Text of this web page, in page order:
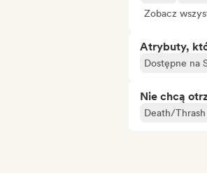
Zobacz
Atrybuty,
Dostępne na
Nie chcą
Death/Thrash